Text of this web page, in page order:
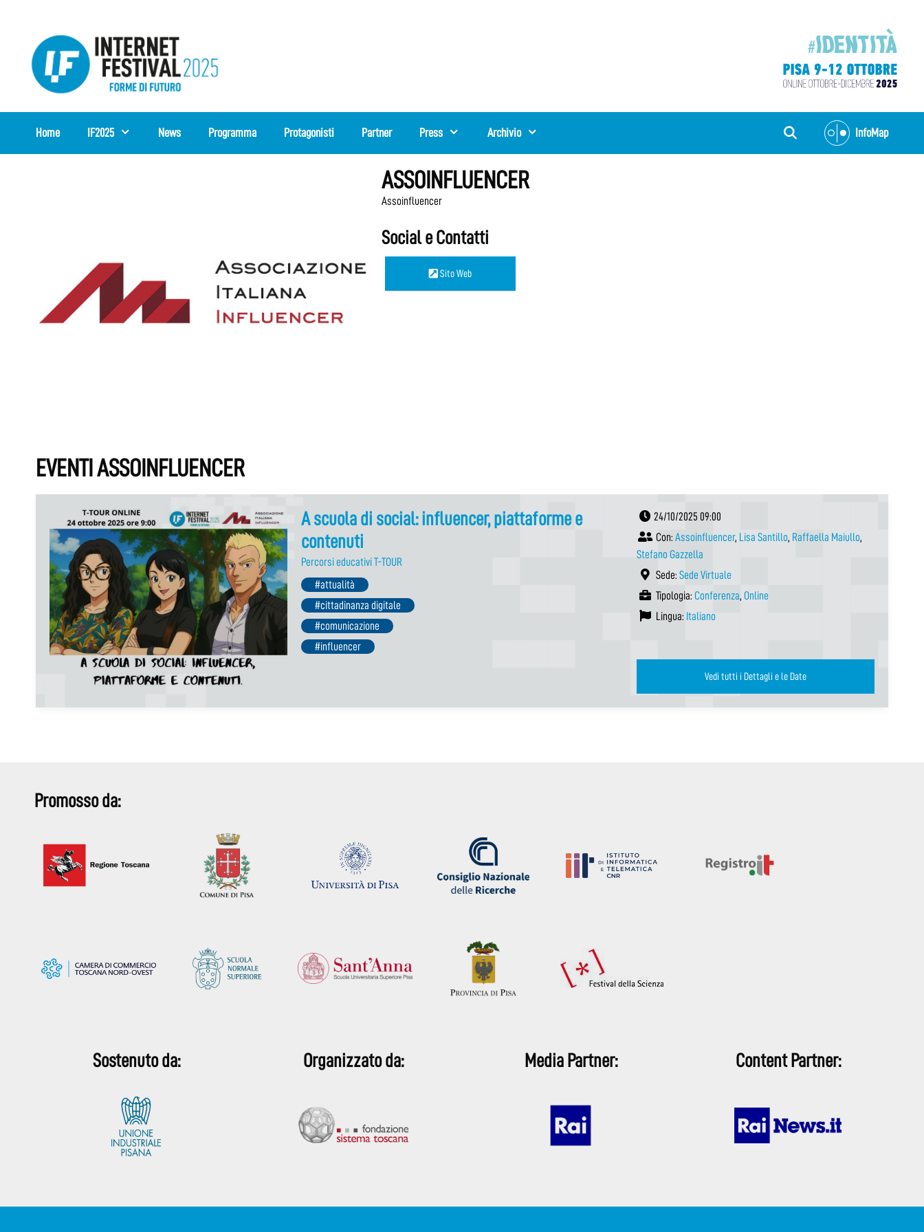
contenuto
Home IF2025 News Programma Protagonisti Partner Press Archivio InfoMap
ASSOINFLUENCER
Assoinfluencer
Social e Contatti
Sito Web
EVENTI ASSOINFLUENCER
A scuola di social: influencer, piattaforme e
contenuti
Percorsi educativi T-TOUR
#attualità
#cittadinanza digitale
#comunicazione
#influencer
24/10/2025 09:00
Con: Assoinfluencer, Lisa Santillo, Raffaella Maiullo,
Stefano Gazzella
Sede: Sede Virtuale
Tipologia: Conferenza, Online
Lingua: Italiano
Vedi tutti i Dettagli e le Date
Promosso da:
Sostenuto da: Organizzato da: Media Partner: Content Partner: